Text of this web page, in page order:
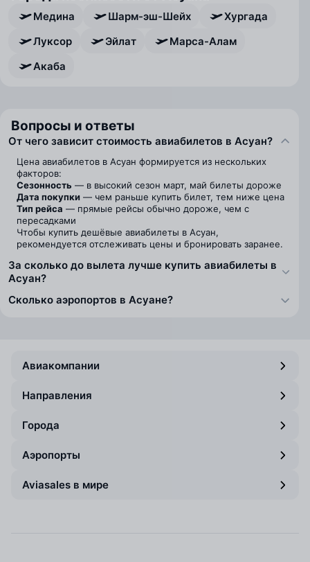
Медина Шарм-эш-Шейх
Хургада
Луксор
Эйлат
Марса-Алам
Акаба
Вопросы и ответы
От чего зависит стоимость авиабилетов в Асуан?
Цена авиабилетов в Асуан формируется из нескольких
факторов:
Сезонность — в высокий сезон март, май билеты дороже
Дата покупки — чем раньше купить билет, тем ниже цена
Тип рейса — прямые рейсы обычно дороже, чем с
пересадками
Чтобы купить дешёвые авиабилеты в Асуан,
рекомендуется отслеживать цены и бронировать заранее.
За сколько до вылета лучше купить авиабилеты в
Асуан?
Сколько аэропортов в Асуане?
Авиакомпании
Направления
Города
Аэропорты
Aviasales в мире